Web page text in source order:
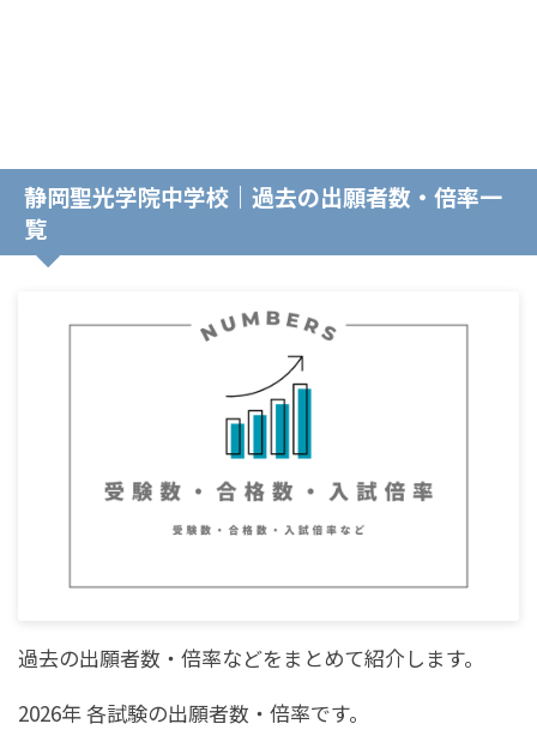
静岡聖光学院中学校｜過去の出願者数・倍率一
覧
過去の出願者数・倍率などをまとめて紹介します。
2026年 各試験の出願者数・倍率です。